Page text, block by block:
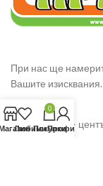
При нас ще
Вашите изисквания.
гр. Сливен –
Любими
0
Покупки
Профил